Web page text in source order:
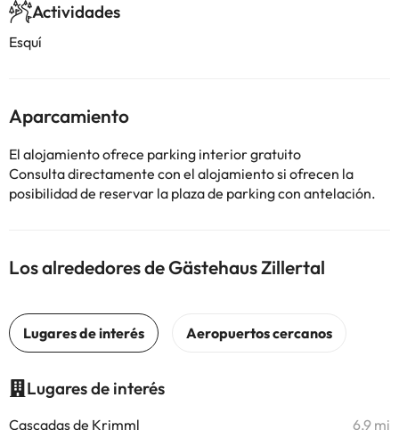
Actividades
Esquí
Aparcamiento
El alojamiento ofrece parking interior gratuito
Consulta directamente con el alojamiento si ofrecen la
posibilidad de reservar la plaza de parking con antelación.
Los alrededores de Gästehaus Zillertal
Lugares de interés
Cascadas de Krimml 6,9 mi